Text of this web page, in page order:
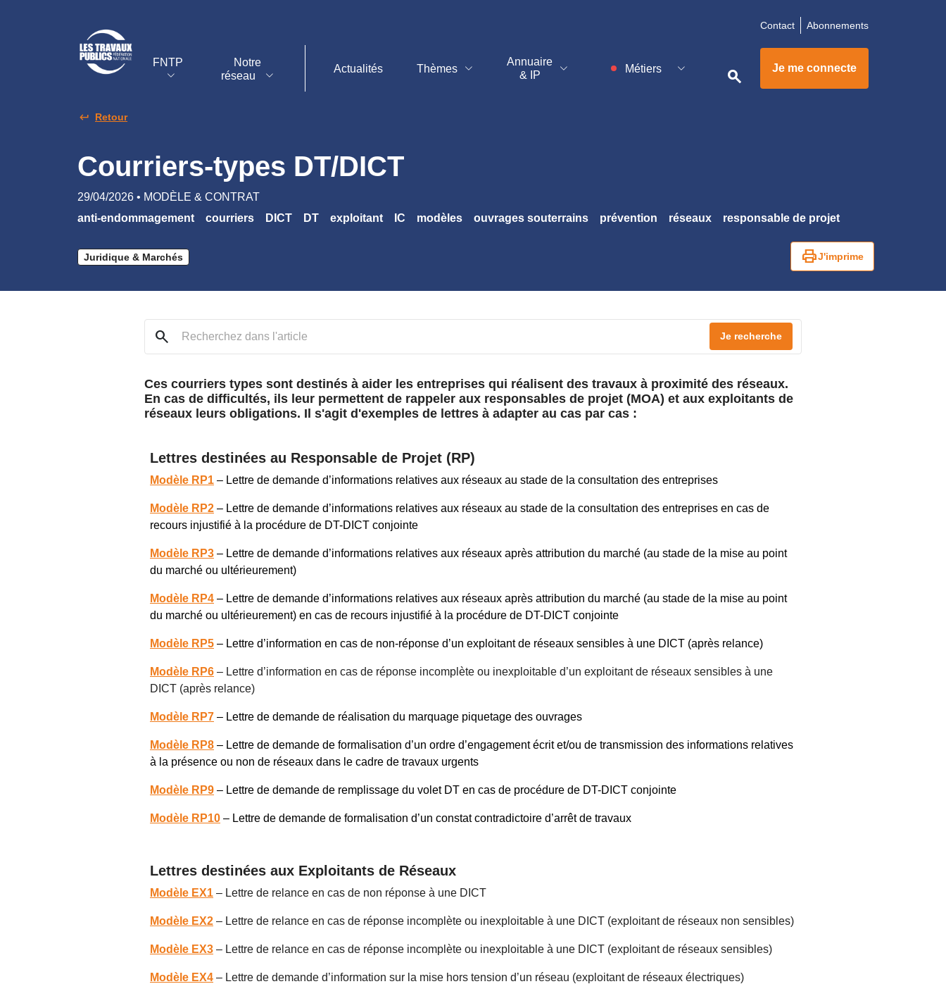
Contact Abonnements
FNTP
Notre
réseau
Actualités Thèmes
Annuaire
& IP
Métiers search Je me connecte
Retour
Courriers-types DT/DICT
29/04/2026 • MODÈLE & CONTRAT
anti-endommagement
courriers DICT DT exploitant IC modèles ouvrages souterrains prévention réseaux responsable de projet
Juridique & Marchés printJ'imprime
search Je recherche
Ces courriers types sont destinés à aider les entreprises qui réalisent des travaux à proximité des réseaux.
En cas de difficultés, ils leur permettent de rappeler aux responsables de projet (MOA) et aux exploitants de
réseaux leurs obligations. Il s'agit d'exemples de lettres à adapter au cas par cas :
Lettres destinées au Responsable de Projet (RP)
Modèle RP1 – Lettre de demande d’informations relatives aux réseaux au stade de la consultation des entreprises
Modèle RP2 – Lettre de demande d’informations relatives aux réseaux au stade de la consultation des entreprises en cas de
recours injustifié à la procédure de DT-DICT conjointe
Modèle RP3 – Lettre de demande d’informations relatives aux réseaux après attribution du marché (au stade de la mise au point
du marché ou ultérieurement)
Modèle RP4 – Lettre de demande d’informations relatives aux réseaux après attribution du marché (au stade de la mise au point
du marché ou ultérieurement) en cas de recours injustifié à la procédure de DT-DICT conjointe
Modèle RP5 – Lettre d’information en cas de non-réponse d’un exploitant de réseaux sensibles à une DICT (après relance)
Modèle RP6 – Lettre d’information en cas de réponse incomplète ou inexploitable d’un exploitant de réseaux sensibles à une
DICT (après relance)
Modèle RP7 – Lettre de demande de réalisation du marquage piquetage des ouvrages
Modèle RP8 – Lettre de demande de formalisation d’un ordre d’engagement écrit et/ou de transmission des informations relatives
à la présence ou non de réseaux dans le cadre de travaux urgents
Modèle RP9 – Lettre de demande de remplissage du volet DT en cas de procédure de DT-DICT conjointe
Modèle RP10 – Lettre de demande de formalisation d’un constat contradictoire d’arrêt de travaux
Lettres destinées aux Exploitants de Réseaux
Modèle EX1 – Lettre de relance en cas de non réponse à une DICT
Modèle EX2 – Lettre de relance en cas de réponse incomplète ou inexploitable à une DICT (exploitant de réseaux non sensibles)
Modèle EX3 – Lettre de relance en cas de réponse incomplète ou inexploitable à une DICT (exploitant de réseaux sensibles)
Modèle EX4 – Lettre de demande d’information sur la mise hors tension d’un réseau (exploitant de réseaux électriques)